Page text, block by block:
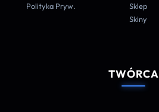
Polityka Pryw.
Sklep
Skiny
TWÓRCA